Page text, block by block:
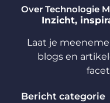
Over Technologie
Inzicht,
Laat je
blogs en
Bericht categorie